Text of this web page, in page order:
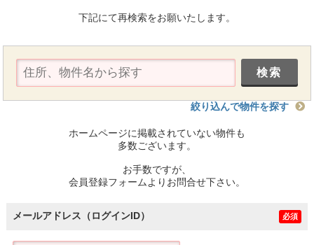
下記にて再検索をお願いたします。
絞り込んで物件を探す
ホームページに掲載されていない物件も
多数ございます。
お手数ですが、
会員登録フォームよりお問合せ下さい。
メールアドレス（ログインID） 必須